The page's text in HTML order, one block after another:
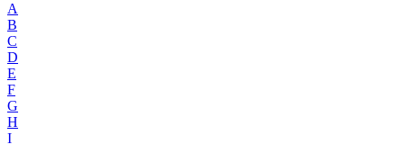
A
B
C
D
E
F
G
H
I